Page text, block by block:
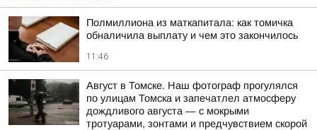
Полмиллиона из маткапитала: как томичка
обналичила выплату и чем это закончилось
11:46
Август в Томске. Наш фотограф прогулялся
по улицам Томска и запечатлел атмосферу
дождливого августа — с мокрыми
тротуарами, зонтами и предчувствием скорой